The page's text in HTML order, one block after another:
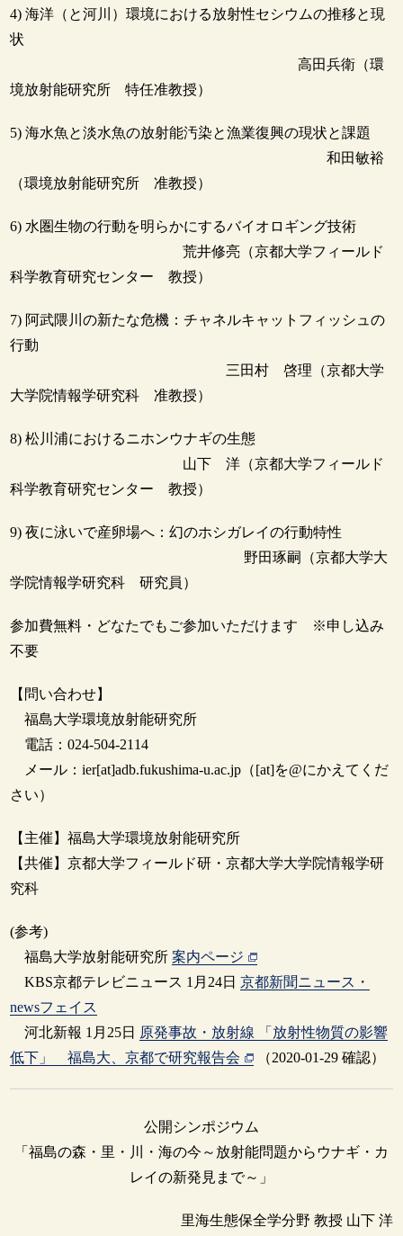
4) 海洋（と河川）環境における放射性セシウムの推移と現
状
高田兵衛（環
境放射能研究所 特任准教授）
5) 海水魚と淡水魚の放射能汚染と漁業復興の現状と課題
和田敏裕
（環境放射能研究所 准教授）
6) 水圏生物の行動を明らかにするバイオロギング技術
荒井修亮（京都大学フィールド
科学教育研究センター 教授）
7) 阿武隈川の新たな危機：チャネルキャットフィッシュの
行動
三田村 啓理（京都大学
大学院情報学研究科 准教授）
8) 松川浦におけるニホンウナギの生態
山下 洋（京都大学フィールド
科学教育研究センター 教授）
9) 夜に泳いで産卵場へ：幻のホシガレイの行動特性
野田琢嗣（京都大学大
学院情報学研究科 研究員）
参加費無料・どなたでもご参加いただけます ※申し込み
不要
【問い合わせ】
福島大学環境放射能研究所
電話：024-504-2114
メール：ier[at]adb.fukushima-u.ac.jp（[at]を@にかえてくだ
さい）
【主催】福島大学環境放射能研究所
【共催】京都大学フィールド研・京都大学大学院情報学研
究科
(参考)
福島大学放射能研究所案内ページ
KBS京都テレビニュース 1月24日京都新聞ニュース・
newsフェイス
河北新報 1月25日 原発事故・放射線 「放射性物質の影響
低下」 福島大、京都で研究報告会
（2020-01-29 確認）
公開シンポジウム
「福島の森・里・川・海の今～放射能問題からウナギ・カ
レイの新発見まで～」
里海生態保全学分野 教授 山下 洋